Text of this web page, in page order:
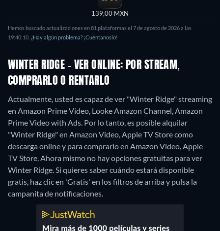
139,00 MXN
Hemos buscado actualizaciones en 81 plataformas el 7 de agosto de 2026 a las
19:40:10. ¿Hay algún problema? ¡Cuéntanoslo!
WINTER RIDGE - VER ONLINE: POR STREAM,
COMPRARLO O RENTARLO
Actualmente, usted es capaz de ver "Winter Ridge" streaming
en Amazon Prime Video, Looke Amazon Channel, Amazon
Prime Video with Ads. Por lo tanto, es posible alquilar
"Winter Ridge" en Amazon Video, Apple TV Store como
descarga online y para comprarlo en Amazon Video, Apple
TV Store.Ahora mismo no hay opciones gratuitas para ver
Winter Ridge. Si quieres saber cuándo estará disponible
gratis, haz clic en 'Gratis' en los filtros de arriba y pulsa la
campanita de notificaciones.